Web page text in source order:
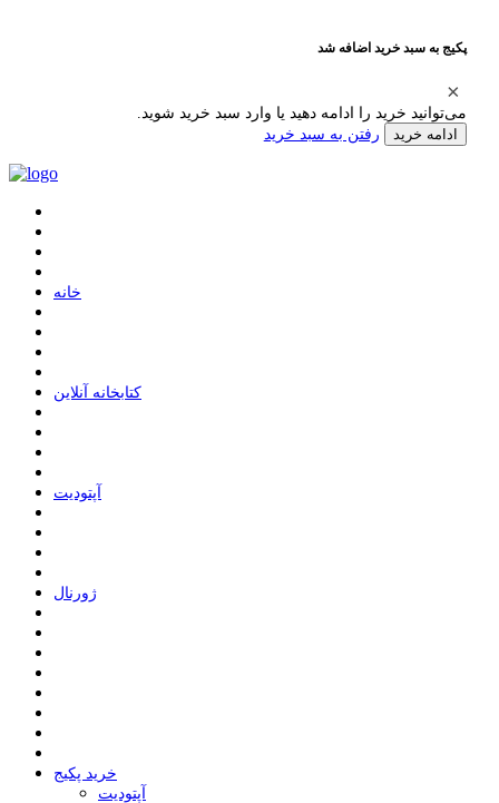
پکیج به سبد خرید اضافه شد
می‌توانید خرید را ادامه دهید یا وارد سبد خرید شوید.
ادامه خرید رفتن به سبد خرید
ﺧﺎﻧﻪ
ﮐﺘﺎﺑﺨﺎﻧﻪ ﺁﻧﻼﯾﻦ
ﺁﭘﺘﻮﺩﯾﺖ
ﮊﻭﺭﻧﺎﻝ
خرید پکیج
ﺁﭘﺘﻮﺩﯾﺖ